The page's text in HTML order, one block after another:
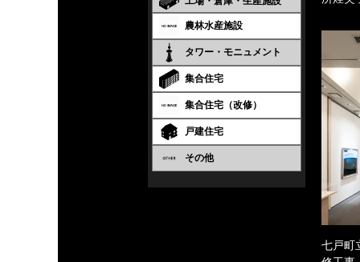
農林水産施設
タワー・モニュメント
集合住宅
集合住宅（改修）
戸建住宅
その他
七戸町